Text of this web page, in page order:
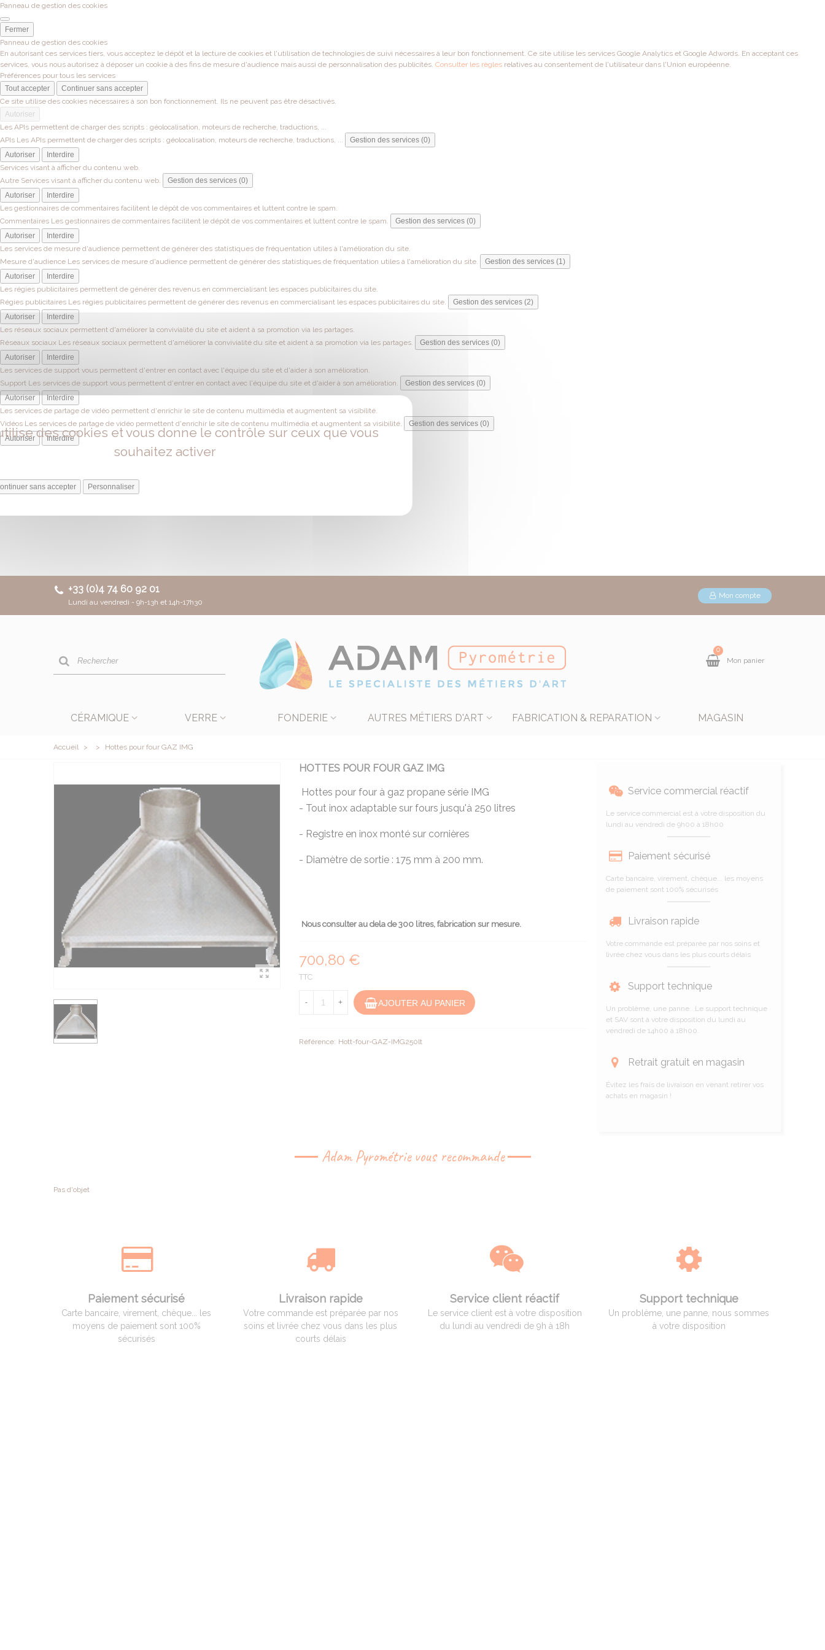
Panneau de gestion des cookies
Fermer
Panneau de gestion des cookies
En autorisant ces services tiers, vous acceptez le dépôt et la lecture de cookies et l'utilisation de technologies de suivi nécessaires à leur bon fonctionnement. Ce site utilise les services Google Analytics et Google Adwords. En acceptant ces
services, vous nous autorisez à déposer un cookie à des fins de mesure d'audience mais aussi de personnalisation des publicités. Consulter les règles relatives au consentement de l'utilisateur dans l'Union européenne.
Préférences pour tous les services
Tout accepter
Continuer sans accepter
Ce site utilise des cookies nécessaires à son bon fonctionnement. Ils ne peuvent pas être désactivés.
Autoriser
Les APIs permettent de charger des scripts : géolocalisation, moteurs de recherche, traductions, ...
APIs Les APIs permettent de charger des scripts : géolocalisation, moteurs de recherche, traductions, ...
Gestion des services (0)
Autoriser
Interdire
Services visant à afficher du contenu web.
Autre Services visant à afficher du contenu web.
Gestion des services (0)
Autoriser
Interdire
Les gestionnaires de commentaires facilitent le dépôt de vos commentaires et luttent contre le spam.
Commentaires Les gestionnaires de commentaires facilitent le dépôt de vos commentaires et luttent contre le spam.
Gestion des services (0)
Autoriser
Interdire
Les services de mesure d'audience permettent de générer des statistiques de fréquentation utiles à l'amélioration du site.
Mesure d'audience Les services de mesure d'audience permettent de générer des statistiques de fréquentation utiles à l'amélioration du site.
Gestion des services (1)
Autoriser
Interdire
Les régies publicitaires permettent de générer des revenus en commercialisant les espaces publicitaires du site.
Régies publicitaires Les régies publicitaires permettent de générer des revenus en commercialisant les espaces publicitaires du site.
Gestion des services (2)
Autoriser
Interdire
Les réseaux sociaux permettent d'améliorer la convivialité du site et aident à sa promotion via les partages.
Réseaux sociaux Les réseaux sociaux permettent d'améliorer la convivialité du site et aident à sa promotion via les partages.
Gestion des services (0)
Autoriser
Interdire
Les services de support vous permettent d'entrer en contact avec l'équipe du site et d'aider à son amélioration.
Support Les services de support vous permettent d'entrer en contact avec l'équipe du site et d'aider à son amélioration.
Gestion des services (0)
Autoriser
Interdire
Les services de partage de vidéo permettent d'enrichir le site de contenu multimédia et augmentent sa visibilité.
Vidéos Les services de partage de vidéo permettent d'enrichir le site de contenu multimédia et augmentent sa visibilité.
Gestion des services (0)
Autoriser
Interdire
des cookies et vous donne le contrôle sur ceux que vous
souhaitez activer
sans accepter Personnaliser
+33 (0)4 74 60 92 01
Lundi au vendredi - 9h-13h et 14h-17h30
Mon compte
0
Mon panier
CÉRAMIQUE VERRE FONDERIE AUTRES MÉTIERS D'ART FABRICATION & REPARATION MAGASIN
Accueil > > Hottes pour four GAZ IMG
HOTTES POUR FOUR GAZ IMG
Hottes pour four à gaz propane série IMG
- Tout inox adaptable sur fours jusqu'à 250 litres
- Registre en inox monté sur cornières
- Diamètre de sortie : 175 mm à 200 mm.
Nous consulter au dela de 300 litres, fabrication sur mesure.
700,80 €
TTC
- + AJOUTER AU PANIER
Référence: Hott-four-GAZ-IMG250lt
Service commercial réactif
Le service commercial est à votre disposition du
lundi au vendredi de 9h00 à 18h00
Paiement sécurisé
Carte bancaire, virement, chèque... les moyens
de paiement sont 100% sécurisés
Livraison rapide
Votre commande est préparée par nos soins et
livrée chez vous dans les plus courts délais
Support technique
Un problème, une panne...Le support technique
et SAV sont à votre disposition du lundi au
vendredi de 14h00 à 18h00.
Retrait gratuit en magasin
Évitez les frais de livraison en venant retirer vos
achats en magasin !
Adam Pyrométrie vous recommande
Pas d'objet
Paiement sécurisé
Carte bancaire, virement, chèque... les
moyens de paiement sont 100%
sécurisés
Livraison rapide
Votre commande est préparée par nos
soins et livrée chez vous dans les plus
courts délais
Service client réactif
Le service client est à votre disposition
du lundi au vendredi de 9h à 18h
Support technique
Un problème, une panne, nous sommes
à votre disposition